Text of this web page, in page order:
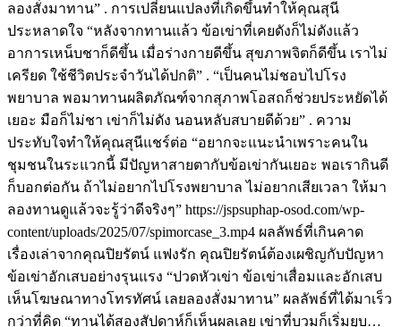
ลองสั่งมาทาน” . การเปลี่ยนแปลงที่เกิดขึ้นทำให้คุณสุนี
ประหลาดใจ “หลังจากทานแล้ว ข้อเข่าที่เคยดังก็ไม่ดังแล้ว
อาการเหน็บชาก็ดีขึ้น เมื่อร่างกายดีขึ้น สุขภาพจิตก็ดีขึ้น เราไม่
เครียด ใช้ชีวิตประจำวันได้ปกติ” . “เป็นคนไม่ชอบไปโรง
พยาบาล พอมาทานผลิตภัณฑ์จากสุภาพโอสถก็ช่วยประหยัดได้
เยอะ มือก็ไม่ชา เข่าก็ไม่ดัง นอนหลับสบายดีด้วย” . ความ
ประทับใจทำให้คุณสุนีแชร์ต่อ “อยากจะแนะนำเพราะคนใน
ชุมชนในระแวกนี้ มีปัญหาสายตากับข้อเข่ากันเยอะ พอเรากินดี
ก็บอกต่อกัน ถ้าไม่อยากไปโรงพยาบาล ไม่อยากเสียเวลา ให้มา
ลองทานดูแล้วจะรู้ว่าดีจริงๆ” https://jspsuphap-osod.com/wp-
content/uploads/2025/07/spimorcase_3.mp4 ผลลัพธ์ที่เกินคาด
เรื่องเล่าจากคุณปิยรัตน์ แฟงรัก คุณปิยรัตน์ต้องเผชิญกับปัญหา
ข้อเข่าอักเสบอย่างรุนแรง “ปวดหัวเข่า ข้อเข่าเสื่อมและอักเสบ
เห็นโฆษณาทางโทรทัศน์ เลยลองสั่งมาทาน” ผลลัพธ์ที่ได้มาเร็ว
กว่าที่คิด “ทานได้สองสัปดาห์ก็เห็นผลเลย เข่าที่บวมก็เริ่มยุบ…